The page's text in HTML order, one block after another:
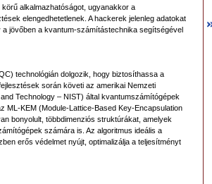
alkalmazhatóságot, ugyanakkor a
elengedhetetlenek. A hackerek jelenleg adatokat
jövőben a kvantum-számítástechnika segítségével
technológián dolgozik, hogy biztosíthassa a
során követi az amerikai Nemzeti
Technology – NIST) által kvantumszámítógépek
ML-KEM (Module-Lattice-Based Key-Encapsulation
bonyolult, többdimenziós struktúrákat, amelyek
számára is. Az algoritmus ideális a
erős védelmet nyújt, optimalizálja a teljesítményt